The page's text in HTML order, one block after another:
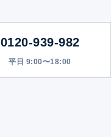
0120-939-982
平日 9:00〜18:00